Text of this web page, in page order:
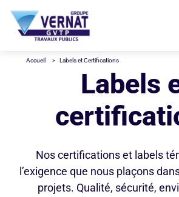
Menu top
Accueil Labels et Certifications
Labels
Nos certifications et labels
l’exigence que nous plaçons
projets. Qualité, sécurité,